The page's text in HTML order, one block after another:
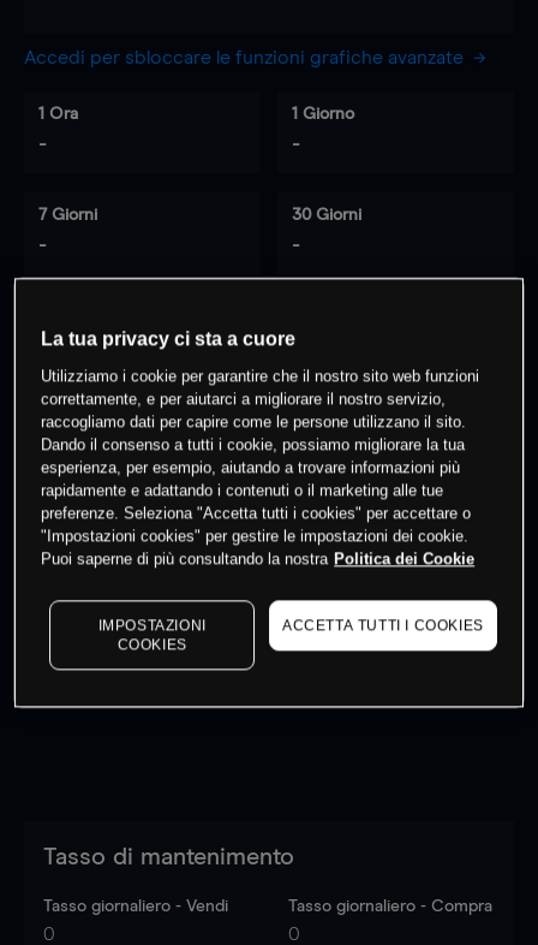
Accedi per sbloccare le funzioni grafiche avanzate
1 Ora
-
1 Giorno
-
7 Giorni
-
30 Giorni
-
0 % dei clienti hanno posizioni
questo prodotto
Fai trading
I prezzi sono solo indicativi. Accediper vedere gli ultimi
dati di mercato
to see latest market data
Tasso di mantenimento
Tasso giornaliero - Vendi
0
Tasso giornaliero - Compra
0
La tua privacy ci sta a cuore
Utilizziamo i cookie per garantire che il nostro sito web funzioni
correttamente, e per aiutarci a migliorare il nostro servizio,
raccogliamo dati per capire come le persone utilizzano il sito.
Dando il consenso a tutti i cookie, possiamo migliorare la tua
esperienza, per esempio, aiutando a trovare informazioni più
rapidamente e adattando i contenuti o il marketing alle tue
preferenze. Seleziona "Accetta tutti i cookies" per accettare o
"Impostazioni cookies" per gestire le impostazioni dei cookie.
Puoi saperne di più consultando la nostra Politica dei Cookie
IMPOSTAZIONI
COOKIES
ACCETTA TUTTI I COOKIES